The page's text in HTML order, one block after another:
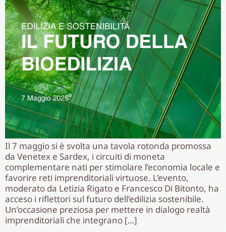
Il 7 maggio si è svolta una tavola rotonda promossa
da Venetex e Sardex, i circuiti di moneta
complementare nati per stimolare l’economia locale e
favorire reti imprenditoriali virtuose. L’evento,
moderato da Letizia Rigato e Francesco Di Bitonto, ha
acceso i riflettori sul futuro dell’edilizia sostenibile.
Un’occasione preziosa per mettere in dialogo realtà
imprenditoriali che integrano […]